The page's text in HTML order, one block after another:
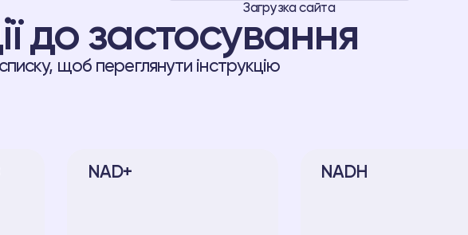
Загрузка сайта
до застосування
щоб переглянути інструкцію
NAD+ NADH